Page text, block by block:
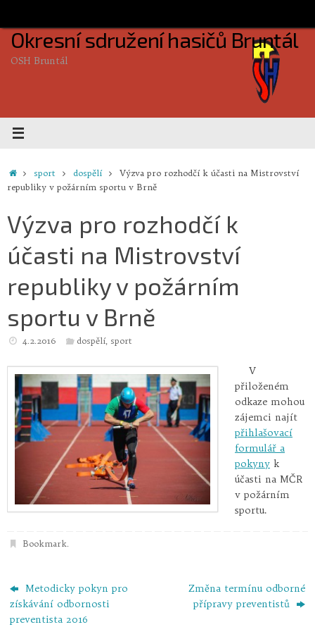
content
Okresní sdružení hasičů Bruntál
OSH Bruntál
Homesport dospělí
Výzva pro rozhodčí k účasti na Mistrovství
republiky v požárním sportu v Brně
Výzva pro rozhodčí k
účasti na Mistrovství
republiky v požárním
sportu v Brně
4.2.2016 dospělí, sport
V
přiloženém
odkaze mohou
zájemci najít
přihlašovací
formulář a
pokyny k
účasti na MČR
v požárním
sportu.
Bookmark
Metodicky pokyn pro
získávání odbornosti
preventista 2016
Změna termínu odborné
přípravy preventistů